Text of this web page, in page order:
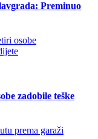
Preminuo
zadobile teške